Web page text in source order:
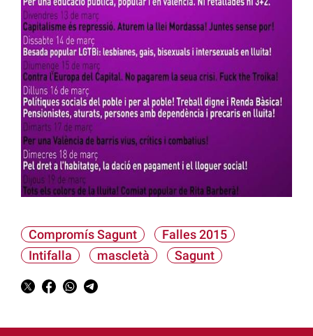
Compromís Sagunt
Falles 2015
Intifalla
mascletà Sagunt